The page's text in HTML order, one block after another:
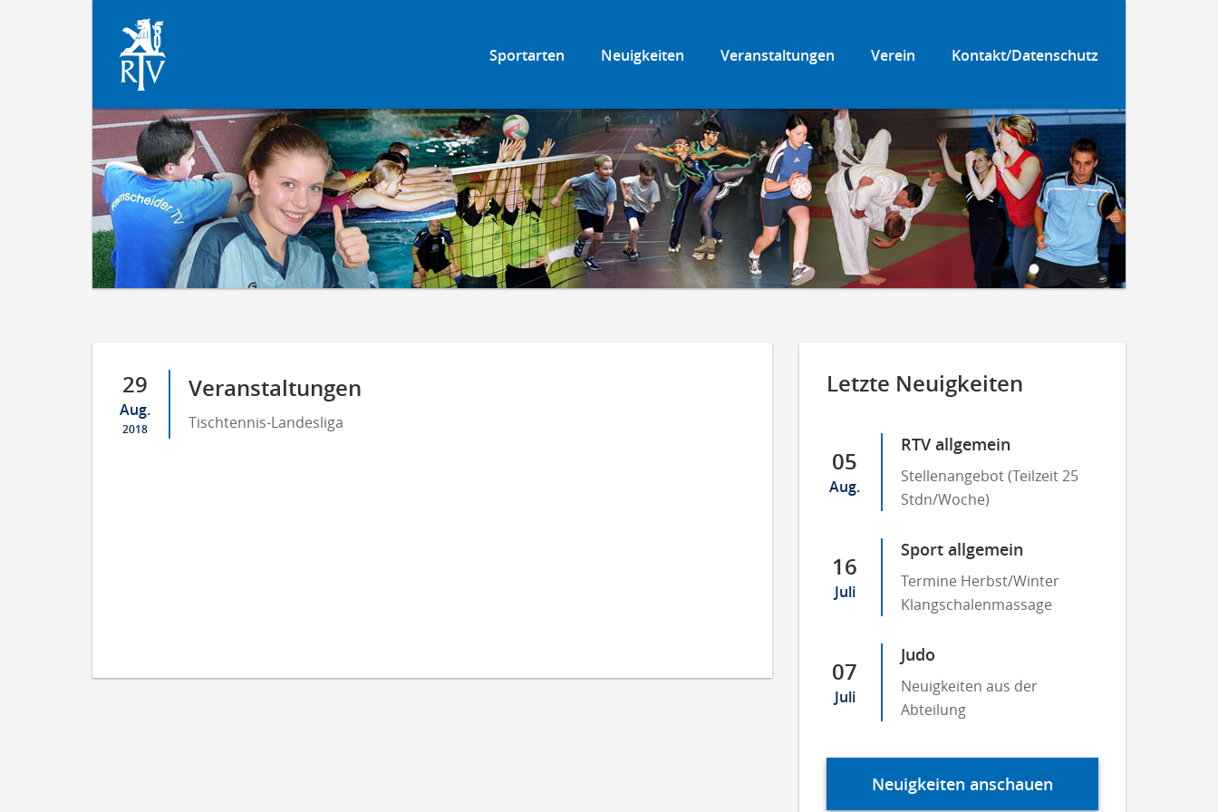
Kontakt/Datenschutz
Verein
Veranstaltungen
Neuigkeiten
Sportarten
29
Aug.
2018
Veranstaltungen
Tischtennis-Landesliga
Letzte Neuigkeiten
05
Aug.
RTV allgemein
Stellenangebot (Teilzeit 25
Stdn/Woche)
16
Juli
Sport allgemein
Termine Herbst/Winter
Klangschalenmassage
07
Juli
Judo
Neuigkeiten aus der
Abteilung
Neuigkeiten anschauen